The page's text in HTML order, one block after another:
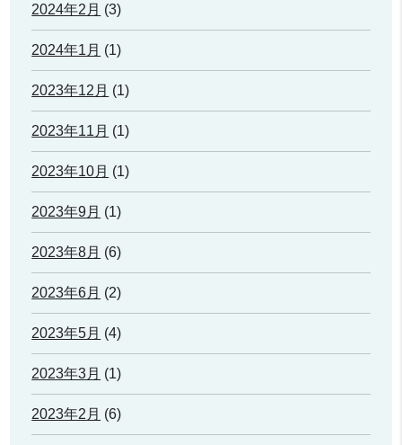
2024年2月 (3)
2024年1月 (1)
2023年12月 (1)
2023年11月 (1)
2023年10月 (1)
2023年9月 (1)
2023年8月 (6)
2023年6月 (2)
2023年5月 (4)
2023年3月 (1)
2023年2月 (6)